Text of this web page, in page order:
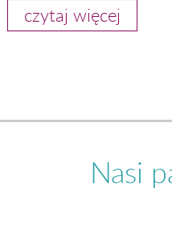
czytaj więcej
Nasi